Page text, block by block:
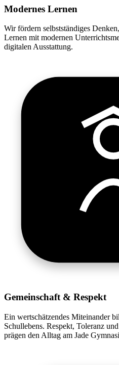
Modernes Lernen
Wir fördern selbstständiges
Lernen mit modernen
digitalen Ausstattung.
Gemeinschaft & Respekt
Ein wertschätzendes Miteinander
Schullebens. Respekt, Toleranz
prägen den Alltag am Jade